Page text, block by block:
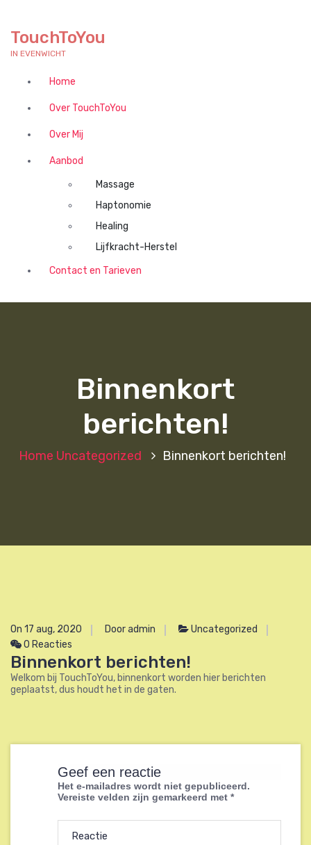
TouchToYou
IN EVENWICHT
Home
Over TouchToYou
Over Mij
Aanbod
Massage
Haptonomie
Healing
Lijfkracht-Herstel
Contact en Tarieven
Binnenkort
berichten!
Home Uncategorized Binnenkort berichten!
On 17 aug, 2020 Door admin
Uncategorized
0 Reacties
Binnenkort berichten!
Welkom bij TouchToYou, binnenkort worden hier berichten
geplaatst, dus houdt het in de gaten.
Geef een reactie
Het e-mailadres wordt niet gepubliceerd.
Vereiste velden zijn gemarkeerd met *
Reactie